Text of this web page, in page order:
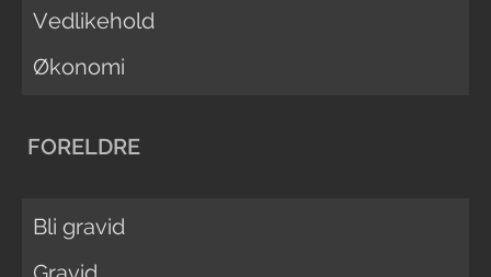
Vedlikehold
Økonomi
FORELDRE
Bli gravid